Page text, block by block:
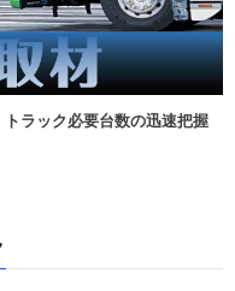
トラック必要台数の迅速把握